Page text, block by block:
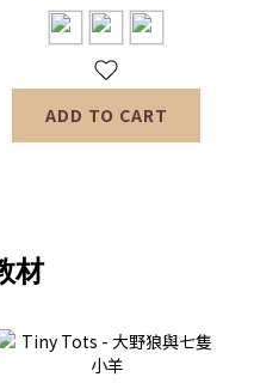
ADD TO CART
材